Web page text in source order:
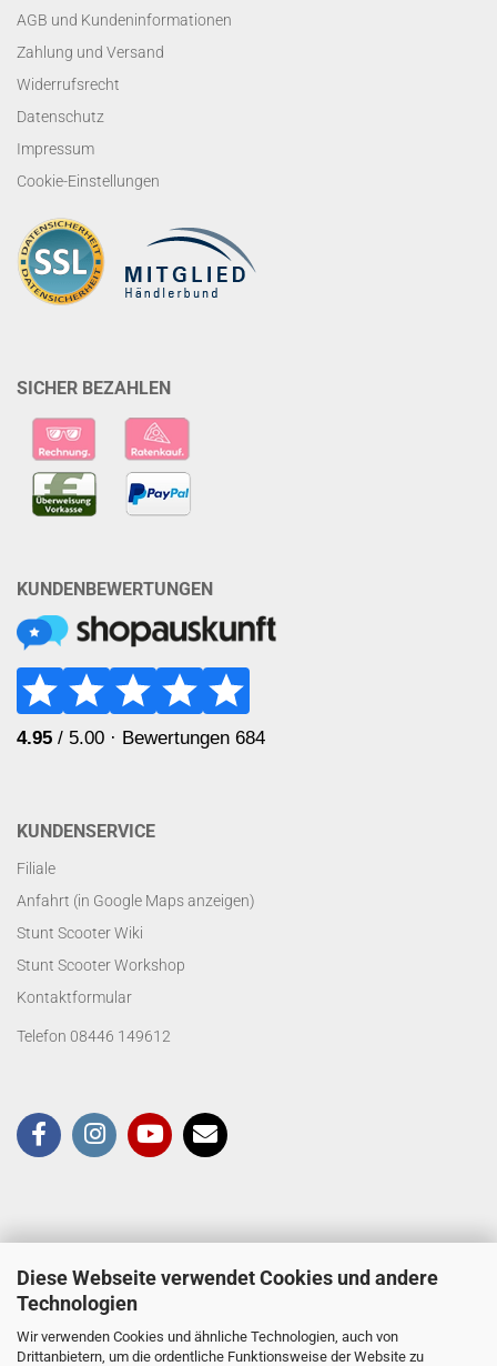
Diese Webseite verwendet Cookies und andere
Technologien
Wir verwenden Cookies und ähnliche Technologien, auch von
Drittanbietern, um die ordentliche Funktionsweise der Website zu
AGB und Kundeninformationen
Zahlung und Versand
Widerrufsrecht
Datenschutz
Impressum
Cookie-Einstellungen
SICHER BEZAHLEN
KUNDENBEWERTUNGEN
KUNDENSERVICE
Filiale
Anfahrt (in Google Maps anzeigen)
Stunt Scooter Wiki
Stunt Scooter Workshop
Kontaktformular
Telefon 08446 149612